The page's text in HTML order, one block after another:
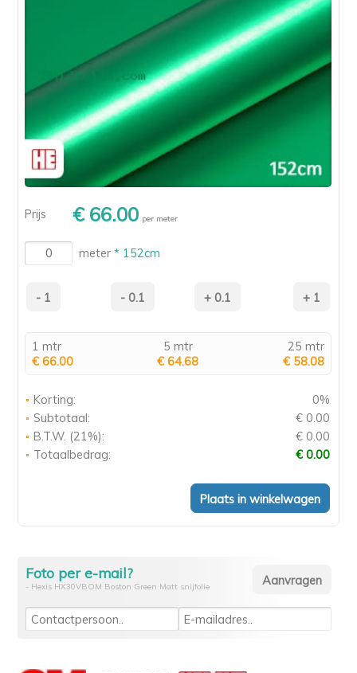
Prijs € 66.00 per meter
meter* 152cm
1 mtr
€ 66.00
5 mtr
€ 64.68
25 mtr
€ 58.08
Korting:
0%
Subtotaal:
€ 0.00
B.T.W. (21%):
€ 0.00
Totaalbedrag:
€ 0.00
Foto per e-mail?
- Hexis HX30VBOM Boston Green Matt snijfolie